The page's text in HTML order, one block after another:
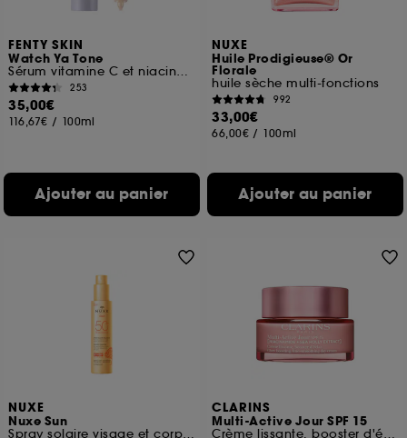
FENTY SKIN
Watch Ya Tone
Sérum vitamine C et niacinamide anti-taches brunes
253
35,00€
116,67€ / 100ml
Ajouter au panier
NUXE
Huile Prodigieuse® Or
Florale
huile sèche multi-fonctions
992
33,00€
66,00€ / 100ml
Ajouter au panier
NUXE
Nuxe Sun
Spray solaire visage et corps haute protection SPF 50
CLARINS
Multi-Active Jour SPF 15
Crème lissante, booster d'éclat, toutes peaux